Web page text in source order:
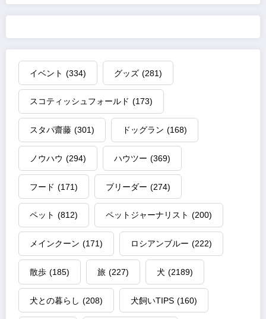
イベント (334) グッズ (281)
スコティッシュフォールド (173)
スタパ齋藤 (301) ドッグラン (168)
ノウハウ (294) ハウツー (369)
フード (171) ブリーダー (274)
ペット (812) ペットジャーナリスト (200)
メインクーン (171) ロシアンブルー (222)
散歩 (185) 旅 (227) 犬 (2189)
犬との暮らし (208) 犬飼いTIPS (160)